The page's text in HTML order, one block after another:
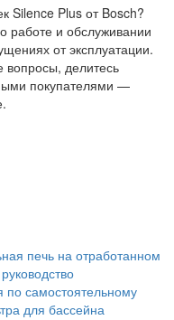
Silence Plus от Bosch?
работе и обслуживании
от эксплуатации.
вопросы, делитесь
покупателями —
печь на отработанном
по самостоятельному
для бассейна